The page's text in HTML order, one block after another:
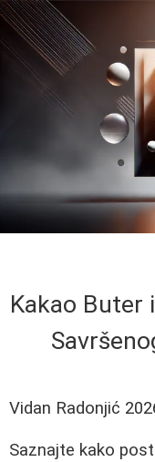
Kakao Buter
Vidan Radonjić
Saznajte kako